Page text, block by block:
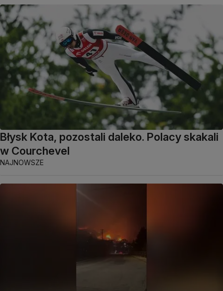
Błysk Kota, pozostali daleko. Polacy skakali
w Courchevel
NAJNOWSZE